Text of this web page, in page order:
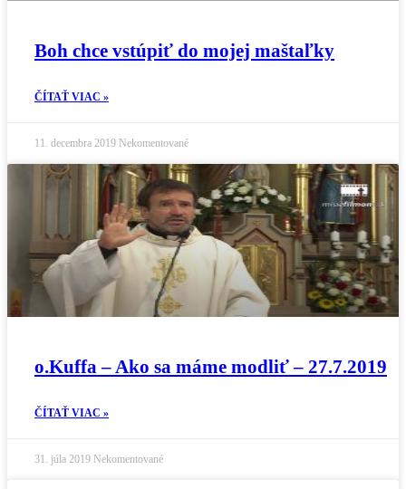
Boh chce vstúpiť do mojej maštaľky
ČÍTAŤ VIAC »
11. decembra 2019 Nekomentované
o.Kuffa – Ako sa máme modliť – 27.7.2019
ČÍTAŤ VIAC »
31. júla 2019 Nekomentované